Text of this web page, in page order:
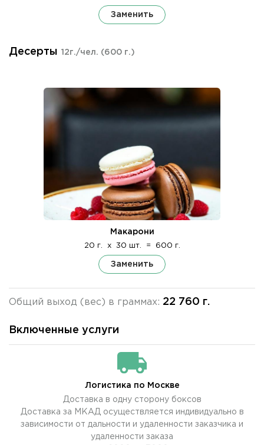
Заменить
Десерты 12г./чел. (600 г.)
Макарони
20 г. x 30 шт. = 600 г.
Заменить
Общий выход (вес) в граммах: 22 760 г.
Включенные услуги
Логистика по Москве
Доставка в одну сторону боксов
Доставка за МКАД осуществляется индивидуально в
зависимости от дальности и удаленности заказчика и
удаленности заказа